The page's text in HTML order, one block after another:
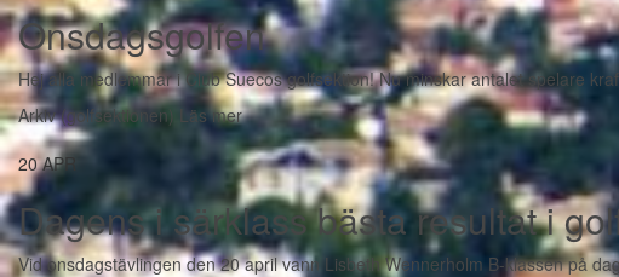
Onsdagsgolfen
Hej alla medlemmar i Club Suecos golfsektion! Nu minskar antalet spelare
Arkiv (golfsektionen) Läs mer
20APR
Dagens i särklass bästa resultat i
Vid onsdagstävlingen den 20 april vann Lisbeth Wennerholm B-klassen på